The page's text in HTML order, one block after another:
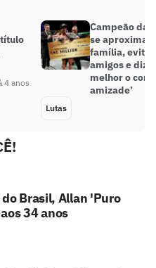
4 anos
Campeão da
se aproxima
família, evita
amigos e diz:
melhor o
amizade’
Lutas
do Brasil, Allan 'Puro
34 anos